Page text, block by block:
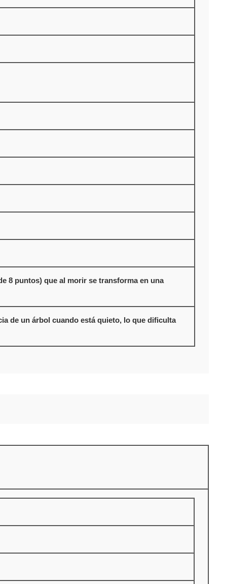
8 puntos) que al morir se transforma en una
de un árbol cuando está quieto, lo que dificulta